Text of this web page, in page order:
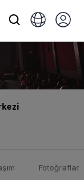
Fotoğraflar